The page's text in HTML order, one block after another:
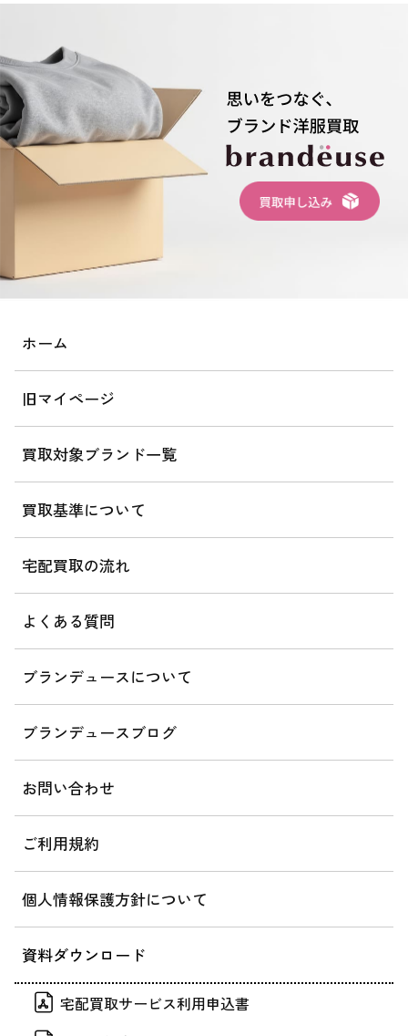
ホーム
旧マイページ
買取対象ブランド一覧
買取基準について
宅配買取の流れ
よくある質問
ブランデュースについて
ブランデュースブログ
お問い合わせ
ご利用規約
個人情報保護方針について
資料ダウンロード
宅配買取サービス利用申込書